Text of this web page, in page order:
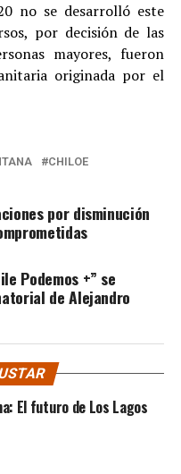
no se desarrolló este
por decisión de las
mayores, fueron
originada por el
CHILOE
por disminución
Podemos +” se
de Alejandro
El futuro de Los Lagos